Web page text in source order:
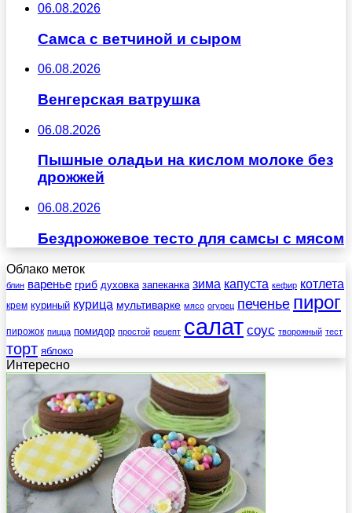
06.08.2026
Самса с ветчиной и сыром
06.08.2026
Венгерская ватрушка
06.08.2026
Пышные оладьи на кислом молоке без
дрожжей
06.08.2026
Бездрожжевое тесто для самсы с мясом
Облако меток
блин варенье гриб духовка запеканка зима капуста кефир котлета
крем куриный курица мультиварке мясо огурец печенье пирог
пирожок пицца помидор простой рецепт салат соус творожный тест
торт яблоко
Интересно